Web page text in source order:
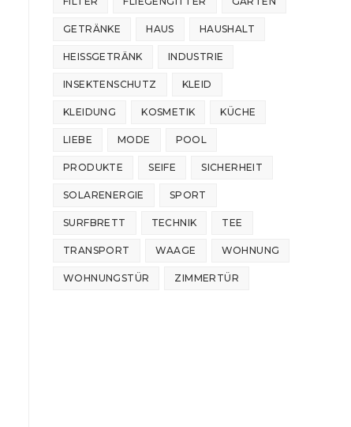
GETRÄNKE HAUS HAUSHALT
HEISSGETRÄNK INDUSTRIE
INSEKTENSCHUTZ KLEID
KLEIDUNG KOSMETIK KÜCHE
LIEBE MODE POOL
PRODUKTE SEIFE SICHERHEIT
SOLARENERGIE SPORT
SURFBRETT TECHNIK TEE
TRANSPORT WAAGE WOHNUNG
WOHNUNGSTÜR ZIMMERTÜR